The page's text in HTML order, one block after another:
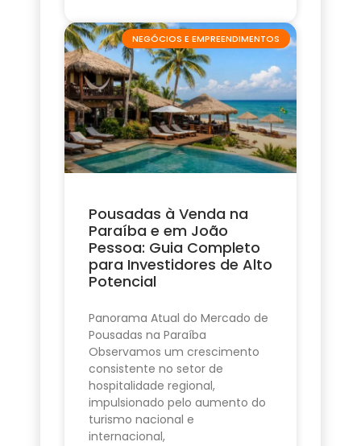
NEGÓCIOS E EMPREENDIMENTOS
Pousadas à Venda na
Paraíba e em João
Pessoa: Guia Completo
para Investidores de Alto
Potencial
Panorama Atual do Mercado de
Pousadas na Paraíba
Observamos um crescimento
consistente no setor de
hospitalidade regional,
impulsionado pelo aumento do
turismo nacional e
internacional,